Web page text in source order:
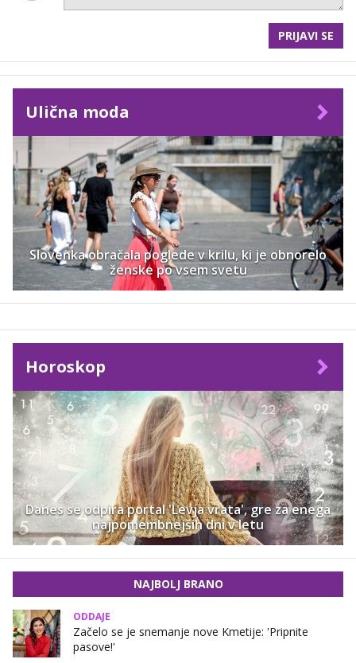
PRIJAVI SE
Ulična moda
Slovenka obračala poglede v krilu, ki je obnorelo
ženske po vsem svetu
Horoskop
Danes se odpira portal 'Levja vrata', gre za enega
najpomembnejših dni v letu
NAJBOLJ BRANO
ODDAJE
Začelo se je snemanje nove Kmetije: 'Pripnite
pasove!'